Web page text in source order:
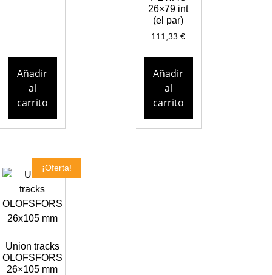
Añadir
al
carrito
26×79 int
(el par)
111,33€
Añadir
al
carrito
¡Oferta!
Union tracks
OLOFSFORS
26×105 mm